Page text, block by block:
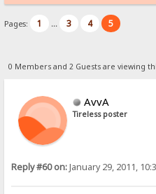
Pages: 1 ... 3 4 5
0 Members and 2 Guests are viewing
AvvA
Tireless poster
Reply #60 on:January 29, 2011,